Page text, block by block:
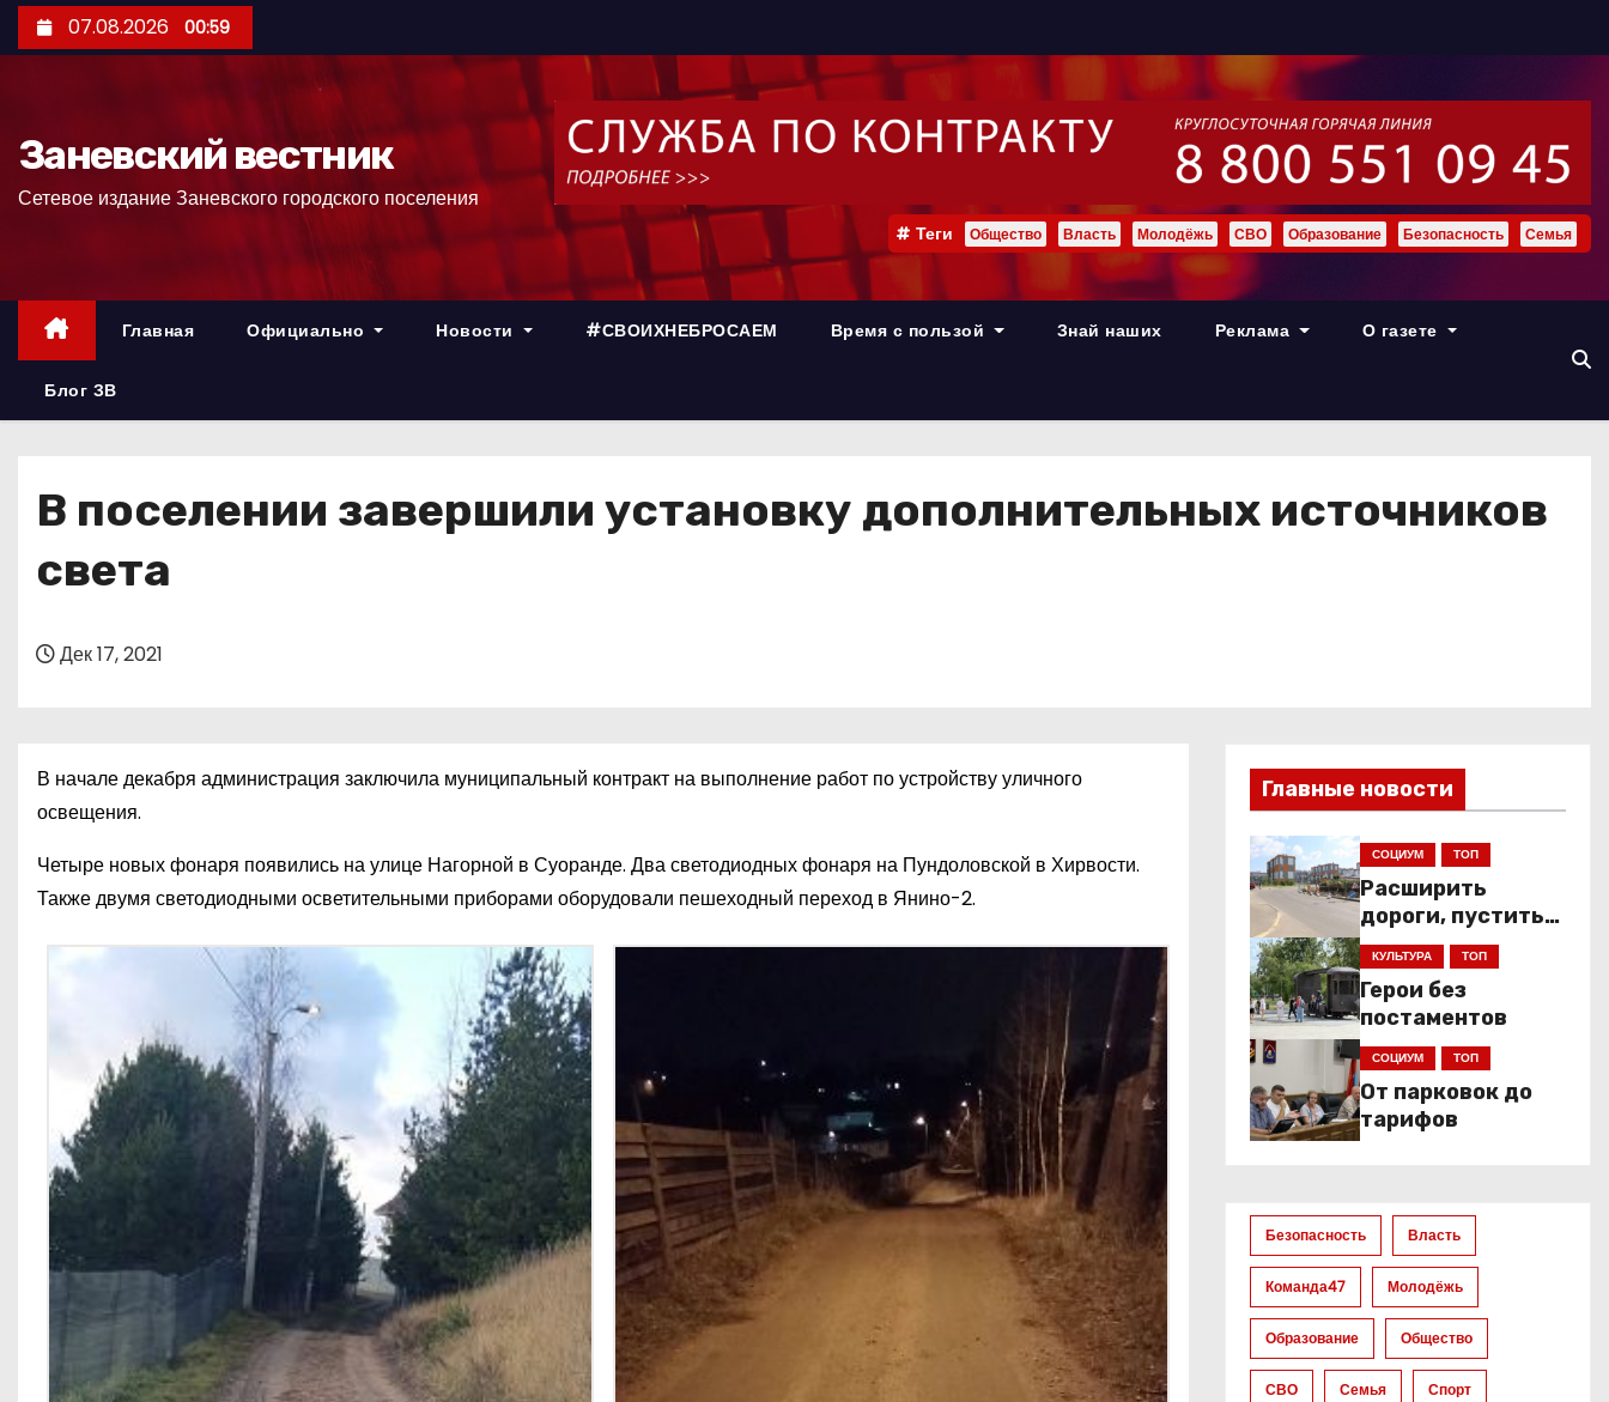
е
р
07.08.2026 00:59
Заневский вестник
Сетевое издание Заневского городского поселения
Теги Общество Власть Молодёжь СВО Образование Безопасность Семья
Главная Официально Новости #СВОИХНЕБРОСАЕМ Время с пользой Знай наших Реклама О газете
Блог ЗВ
В поселении завершили установку дополнительных источников
света
Дек 17, 2021
В начале декабря администрация заключила муниципальный контракт на выполнение работ по устройству уличного
освещения.
Четыре новых фонаря появились на улице Нагорной в Суоранде. Два светодиодных фонаря на Пундоловской в Хирвости.
Также двумя светодиодными осветительными приборами оборудовали пешеходный переход в Янино-2.
Главные новости
СОЦИУМ ТОП
Расширить
дороги, пустить
низкопольники
КУЛЬТУРА ТОП
Герои без
постаментов
СОЦИУМ ТОП
От парковок до
тарифов
Безопасность Власть
Команда47 Молодёжь
Образование Общество
СВО Семья Спорт